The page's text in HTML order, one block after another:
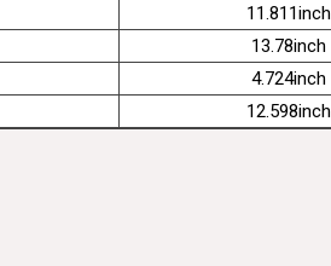
11.811inch
13.78inch
4.724inch
12.598inch